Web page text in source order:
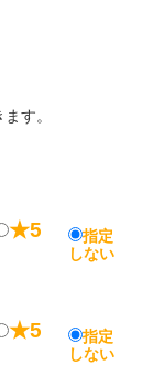
す。
★5
指定
しない
★5
指定
しない